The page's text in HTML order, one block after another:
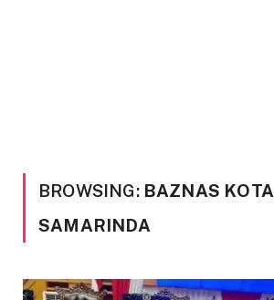
BROWSING: BAZNAS KOTA
SAMARINDA